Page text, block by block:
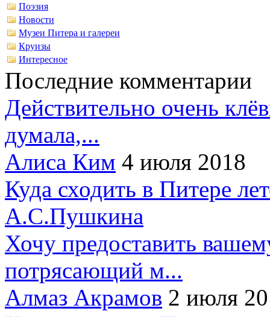
Поэзия
Новости
Музеи Питера и галереи
Круизы
Интересное
Последние комментарии
Действительно очень
думала,...
Алиса Ким 4 июля 2018
Куда сходить в Питере
А.С.Пушкина
Хочу предоставить
потрясающий м...
Алмаз Акрамов 2 июля